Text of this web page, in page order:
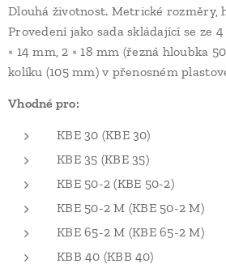
Dlouhá životnost. Metrické rozměry,
Provedení jako sada skládající se ze
× 14 mm, 2 × 18 mm (řezná hloubka
kolíku (105 mm) v přenosném
Vhodné pro:
KBE 30 (KBE 30)
KBE 35 (KBE 35)
KBE 50-2 (KBE 50-2)
KBE 50-2 M (KBE 50-2 M)
KBE 65-2 M (KBE 65-2 M)
KBB 40 (KBB 40)